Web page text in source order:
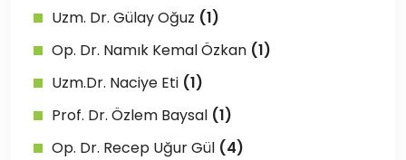
Uzm. Dr. Gülay Oğuz (1)
Op. Dr. Namık Kemal Özkan (1)
Uzm.Dr. Naciye Eti (1)
Prof. Dr. Özlem Baysal (1)
Op. Dr. Recep Uğur Gül (4)